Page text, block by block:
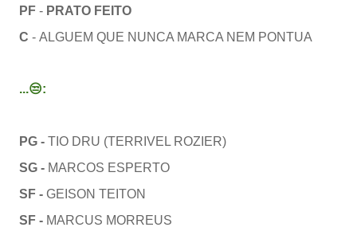
PF - PRATO FEITO
C - ALGUEM QUE NUNCA MARCA NEM PONTUA
...😒:
PG - TIO DRU (TERRIVEL ROZIER)
SG - MARCOS ESPERTO
SF - GEISON TEITON
SF - MARCUS MORREUS